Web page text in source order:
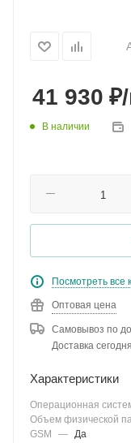
41 930 ₽
В наличии
Посмотреть все
Оптовая цена
Самовывоз по
Доставка
Характеристики
Операционная
Объем физической
GSM
— Да